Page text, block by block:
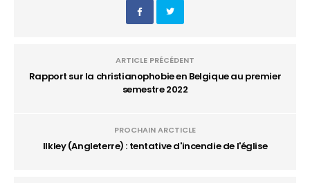
ARTICLE PRÉCÉDENT
Rapport sur la christianophobie en Belgique au premier
semestre 2022
PROCHAIN ARCTICLE
Ilkley (Angleterre) : tentative d'incendie de l'église